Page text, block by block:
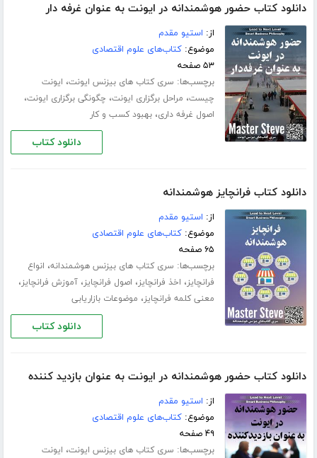
دانلود کتاب حضور هوشمندانه در ایونت به عنوان غرفه دار
از: استیو مقدم
موضوع:کتاب‌های علوم اقتصادی
۵۳ صفحه
برچسب‌ها: سری کتاب های بیزنس ایونت، ایونت
چیست، مراحل برگزاری ایونت، چگونگی برگزاری ایونت،
اصول غرفه داری،بهبود کسب و کار
دانلود کتاب
دانلود کتاب فرانچایز هوشمندانه
از: استیو مقدم
موضوع:کتاب‌های علوم اقتصادی
۶۵ صفحه
برچسب‌ها: سری کتاب های بیزنس هوشمندانه، انواع
فرانچایز، اخذ فرانچایز، اصول فرانچایز،آموزش فرانچایز،
معنی کلمه فرانچایز، موضوعات بازاریابی
دانلود کتاب
دانلود کتاب حضور هوشمندانه در ایونت به عنوان بازدید کننده
از: استیو مقدم
موضوع:کتاب‌های علوم اقتصادی
۴۹ صفحه
برچسب‌ها: سری کتاب های بیزنس ایونت، ایونت